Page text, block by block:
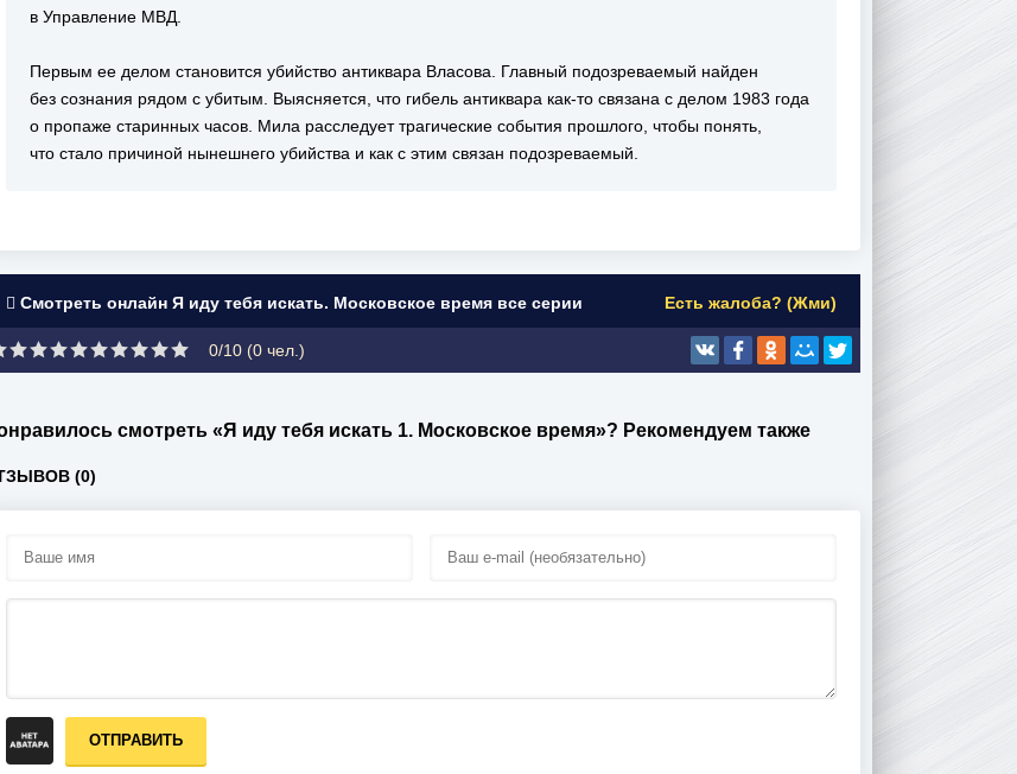
в Управление МВД.
Первым ее делом становится убийство антиквара Власова. Главный подозреваемый найден
без сознания рядом с убитым. Выясняется, что гибель антиквара как-то связана с делом 1983 года
о пропаже старинных часов. Мила расследует трагические события прошлого, чтобы понять,
что стало причиной нынешнего убийства и как с этим связан подозреваемый.
Смотреть онлайн Я иду тебя искать. Московское время все серии Есть жалоба? (Жми)
0/10 (0 чел.)
смотреть «Я иду тебя искать 1. Московское время»? Рекомендуем также
(0)
ОТПРАВИТЬ